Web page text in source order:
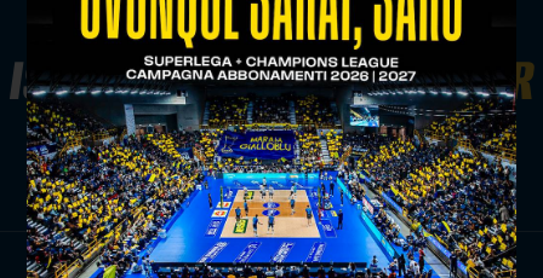
ISCRIVITI ALLANEWSLETTER
ISCRIVITI ORA